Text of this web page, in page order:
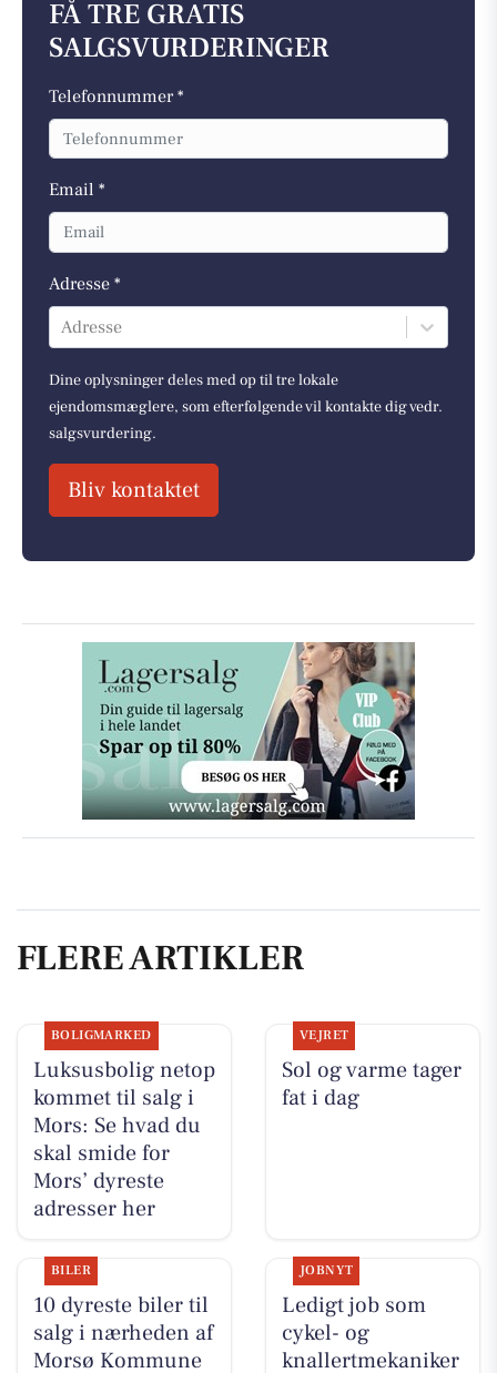
FÅ TRE GRATIS
SALGSVURDERINGER
Telefonnummer *
Email *
Adresse *
Adresse
Dine oplysninger deles med op til tre lokale
ejendomsmæglere, som efterfølgende vil kontakte dig vedr.
salgsvurdering.
Bliv kontaktet
FLERE ARTIKLER
BOLIGMARKED
Luksusbolig netop
kommet til salg i
Mors: Se hvad du
skal smide for
Mors’ dyreste
adresser her
VEJRET
Sol og varme tager
fat i dag
BILER
10 dyreste biler til
salg i nærheden af
Morsø Kommune
JOBNYT
Ledigt job som
cykel- og
knallertmekaniker